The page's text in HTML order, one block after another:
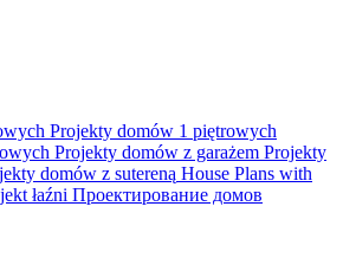
Projekty domów 1 piętrowych
Projekty domów z garażem Projekty
domów z sutereną House Plans with
łaźni Проектирование домов